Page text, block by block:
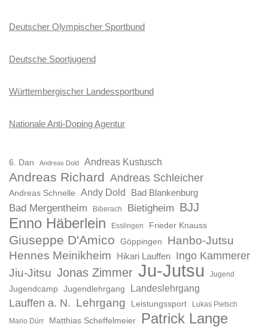
Deutscher Olympischer Sportbund
Deutsche Sportjugend
Württembergischer Landessportbund
Nationale Anti-Doping Agentur
6. Dan Andreas Dold Andreas Kustusch
Andreas Richard Andreas Schleicher
Andreas Schnelle Andy Dold Bad Blankenburg
Bad Mergentheim Biberach Bietigheim BJJ
Enno Häberlein Esslingen Frieder Knauss
Giuseppe D'Amico Göppingen
Hanbo-Jutsu
Hennes Meinikheim
Hikari Lauffen Ingo Kammerer
Jiu-Jitsu Jonas Zimmer Ju-Jutsu Jugend
Jugendcamp Jugendlehrgang Landeslehrgang
Lauffen a. N. Lehrgang Leistungssport
Lukas Pietsch
Mario Dürr
Matthias Scheffelmeier Patrick Lange